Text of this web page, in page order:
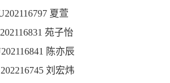
夏萱
苑子怡
陈亦辰
刘宏炜